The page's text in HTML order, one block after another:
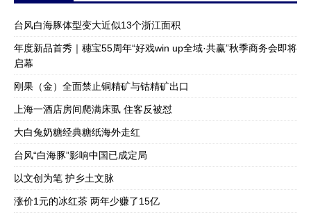
台风白海豚体型变大近似13个浙江面积
年度新品首秀｜穗宝55周年“好戏win up全域·共赢”秋季商务会即将
启幕
刚果（金）全面禁止铜精矿与钴精矿出口
上海一酒店房间爬满床虱 住客反被怼
大白兔奶糖经典糖纸海外走红
台风“白海豚”影响中国已成定局
以文创为笔 护乡土文脉
涨价1元的冰红茶 两年少赚了15亿